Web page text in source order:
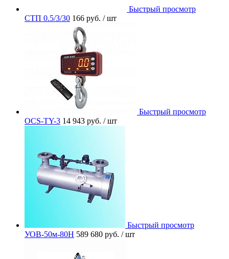
Быстрый просмотр
СТП 0.5/3/30 166 руб. / шт
Быстрый просмотр
OCS-TY-3 14 943 руб. / шт
Быстрый просмотр
УОВ-50м-80Н 589 680 руб. / шт